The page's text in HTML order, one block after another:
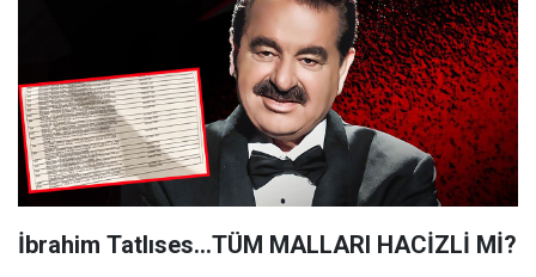
İbrahim Tatlıses…TÜM MALLARI HACİZLİ Mİ?